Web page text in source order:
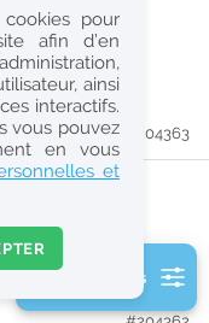
mer
#204363
3 filtre(s) actifs
pour
afin d’en
ainsi
interactifs.
vous pouvez
en vous
et